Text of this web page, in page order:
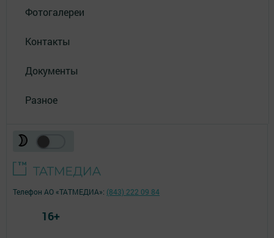
Фотогалереи
Контакты
Документы
Разное
Телефон АО «ТАТМЕДИА»: (843) 222 09 84
16+